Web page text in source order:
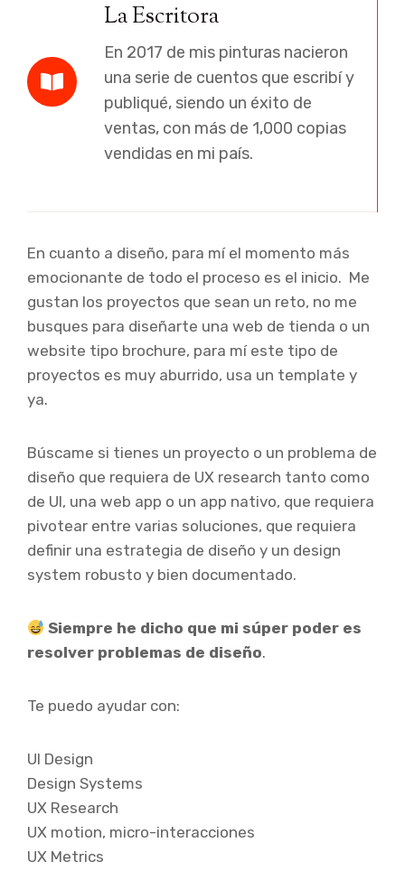
La Escritora
En 2017 de mis pinturas nacieron
una serie de cuentos que escribí y
publiqué, siendo un éxito de
ventas, con más de 1,000 copias
vendidas en mi país.
En cuanto a diseño, para mí el momento más
emocionante de todo el proceso es el inicio. Me
gustan los proyectos que sean un reto, no me
busques para diseñarte una web de tienda o un
website tipo brochure, para mí este tipo de
proyectos es muy aburrido, usa un template y
ya.
Búscame si tienes un proyecto o un problema de
diseño que requiera de UX research tanto como
de UI, una web app o un app nativo, que requiera
pivotear entre varias soluciones, que requiera
definir una estrategia de diseño y un design
system robusto y bien documentado.
Siempre he dicho que mi súper poder es
resolver problemas de diseño.
Te puedo ayudar con:
UI Design
Design Systems
UX Research
UX motion, micro-interacciones
UX Metrics